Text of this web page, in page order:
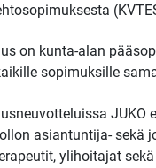
on kunta-alan
sopimuksille
asiantuntija- sekä
ylihoitajat